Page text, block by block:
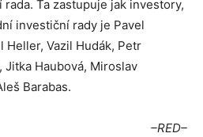
Ta zastupuje jak investory,
investiční rady je Pavel
Heller, Vazil Hudák, Petr
Jitka Haubová, Miroslav
Barabas.
–RED–